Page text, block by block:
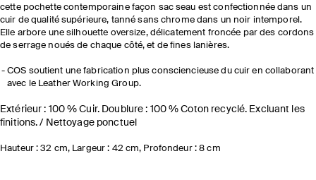
cette pochette contemporaine façon sac seau est confectionnée dans un
cuir de qualité supérieure, tanné sans chrome dans un noir intemporel.
Elle arbore une silhouette oversize, délicatement froncée par des cordons
de serrage noués de chaque côté, et de fines lanières.
COS soutient une fabrication plus consciencieuse du cuir en collaborant
avec le Leather Working Group.
Extérieur : 100 % Cuir. Doublure : 100 % Coton recyclé. Excluant les
finitions. / Nettoyage ponctuel
Hauteur : 32 cm, Largeur : 42 cm, Profondeur : 8 cm